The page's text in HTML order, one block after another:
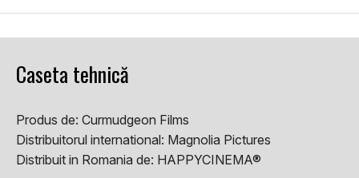
Caseta tehnică
Produs de: Curmudgeon Films
Distribuitorul international: Magnolia Pictures
Distribuit in Romania de: HAPPYCINEMA®